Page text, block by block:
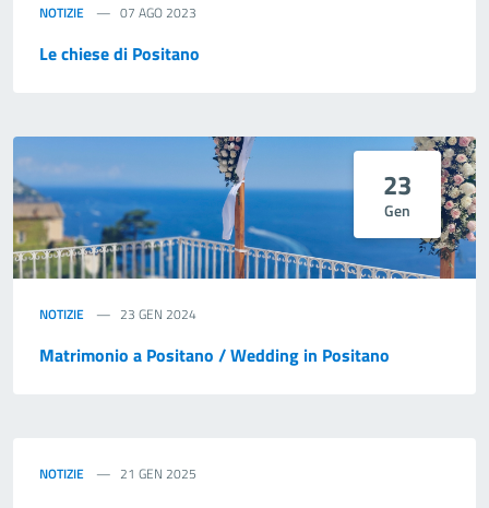
NOTIZIE 07 AGO 2023
Le chiese di Positano
23
Gen
NOTIZIE 23 GEN 2024
Matrimonio a Positano / Wedding in Positano
NOTIZIE 21 GEN 2025